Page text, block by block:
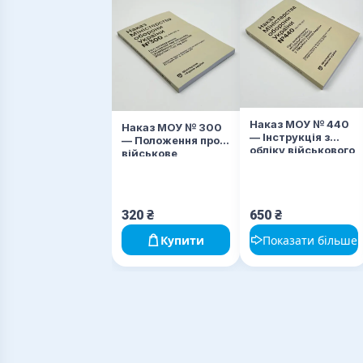
Наказ МОУ № 300
— Положення про
військове
320 ₴
Купити
Наказ МОУ № 440
— Інструкція з
обліку військового
650 ₴
Показати більше